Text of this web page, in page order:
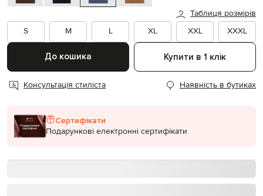
Таблиця розмірів
S
M L XL XXL XXXL
До кошика Купити в 1 клік
Консультація стиліста Наявність в бутиках
Сертифікати
Подарункові електронні сертифікати